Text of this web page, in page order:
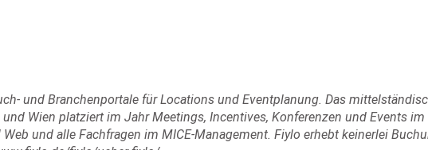
und Branchenportale für Locations und Eventplanung. Das
Wien platziert im Jahr Meetings, Incentives, Konferenzen und Events
und alle Fachfragen im MICE-Management. Fiylo erhebt keinerlei